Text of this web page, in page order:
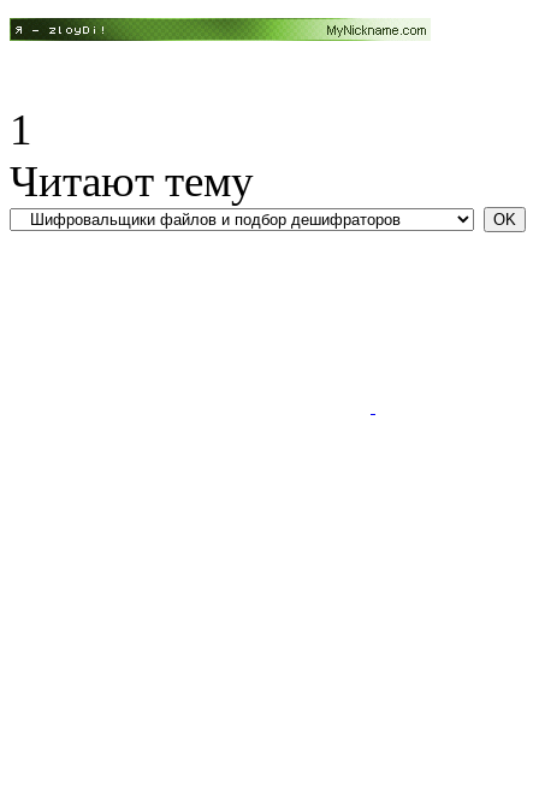
1
Читают тему